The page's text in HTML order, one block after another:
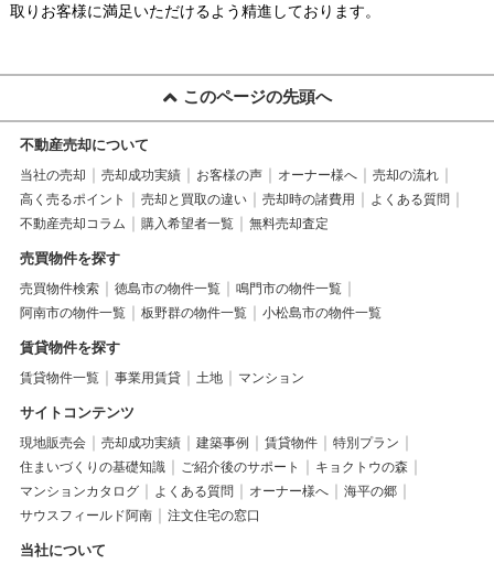
取りお客様に満足いただけるよう精進しております。
このページの先頭へ
不動産売却について
当社の売却 売却成功実績 お客様の声 オーナー様へ
売却の流れ
高く売るポイント
売却と買取の違い 売却時の諸費用
よくある質問
不動産売却コラム
購入希望者一覧 無料売却査定
売買物件を探す
売買物件検索 徳島市の物件一覧
鳴門市の物件一覧
阿南市の物件一覧
板野群の物件一覧 小松島市の物件一覧
賃貸物件を探す
賃貸物件一覧 事業用賃貸 土地 マンション
サイトコンテンツ
現地販売会 売却成功実績 建築事例 賃貸物件
特別プラン
住まいづくりの基礎知識
ご紹介後のサポート
キョクトウの森
マンションカタログ
よくある質問 オーナー様へ
海平の郷
サウスフィールド阿南
注文住宅の窓口
当社について